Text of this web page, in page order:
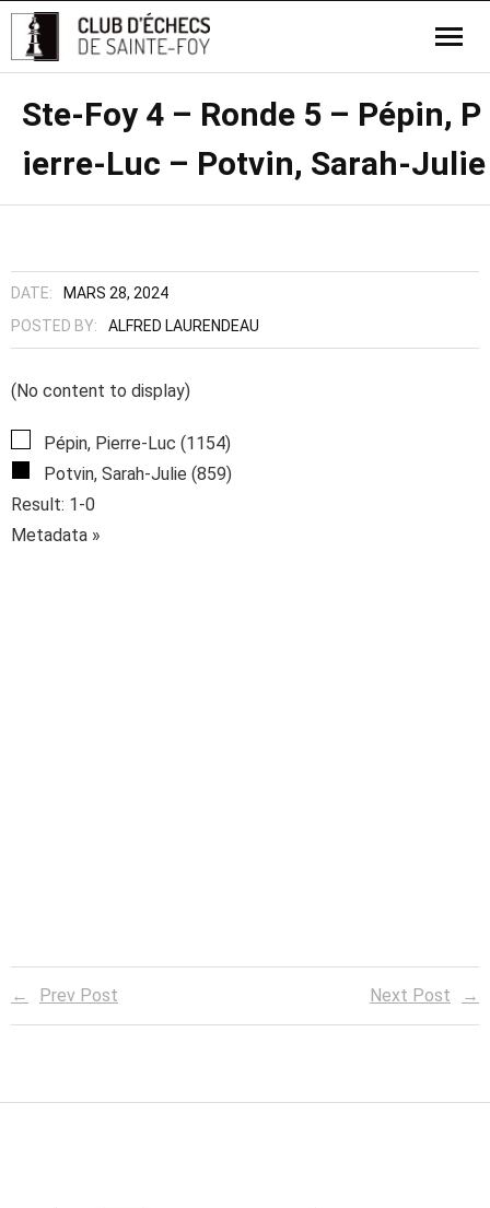
Ste-Foy 4 – Ronde 5 – Pépin, P
ierre-Luc – Potvin, Sarah-Julie
DATE:
MARS 28, 2024
POSTED BY:
ALFRED LAURENDEAU
(No content to display)
Pépin, Pierre-Luc (1154)
Potvin, Sarah-Julie (859)
Result: 1-0
Metadata »
Prev Post Next Post